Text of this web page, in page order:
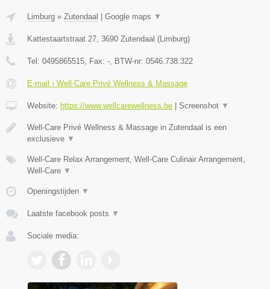
Limburg » Zutendaal | Google maps ▼
Kattestaartstraat 27 3690 Zutendaal (Limburg)
Tel: 0495865515 , Fax: - , BTW-nr: 0546.738.322
E-mail › Well-Care Privé Wellness & Massage
Website: https://www.wellcarewellness.be | Screenshot ▼
Well-Care Privé Wellness & Massage in Zutendaal is een
exclusieve ▼
Well-Care Relax Arrangement, Well-Care Culinair Arrangement,
Well-Care ▼
Openingstijden ▼
Laatste facebook posts ▼
Sociale media: